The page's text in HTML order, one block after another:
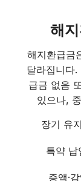
해
해지환급금
달라집니다
급금 없음
있으나,
장기 유
특약
증액·